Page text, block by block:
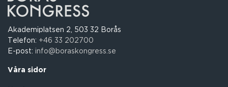
Akademiplatsen 2, 503 32 Borås
Telefon: +46 33 202700
E-post: info@boraskongress.se
Våra sidor